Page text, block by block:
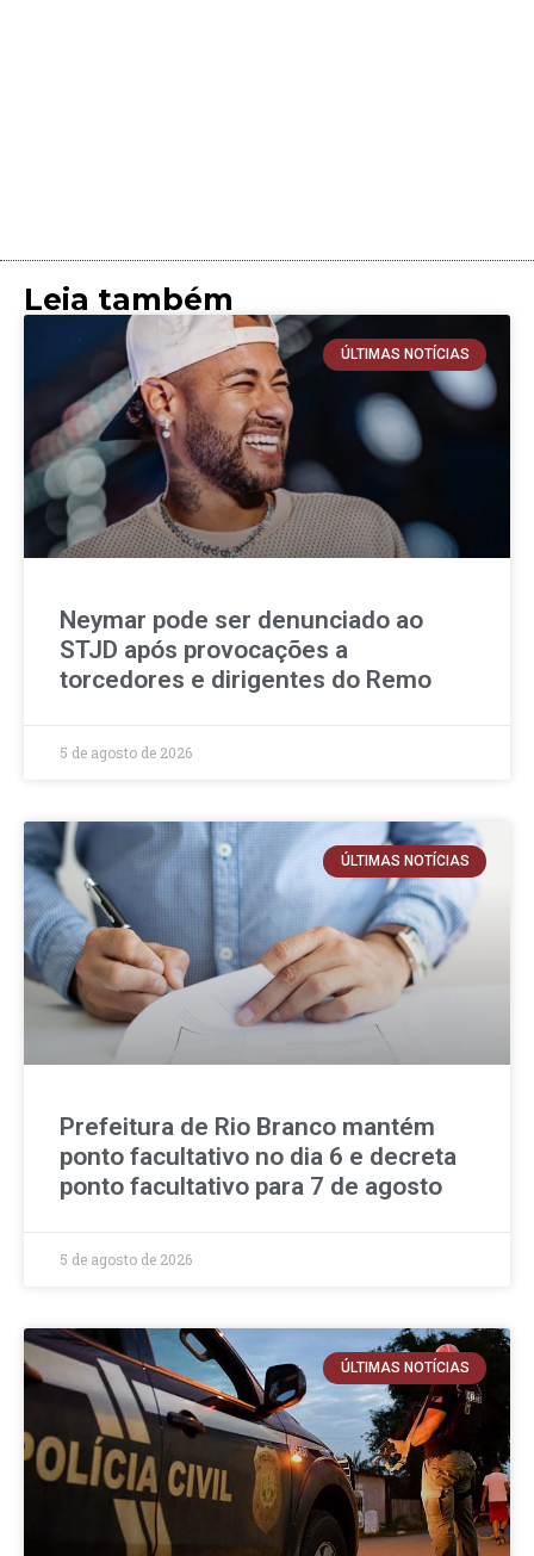
Leia também
ÚLTIMAS NOTÍCIAS
Neymar pode ser denunciado ao
STJD após provocações a
torcedores e dirigentes do Remo
5 de agosto de 2026
ÚLTIMAS NOTÍCIAS
Prefeitura de Rio Branco mantém
ponto facultativo no dia 6 e decreta
ponto facultativo para 7 de agosto
5 de agosto de 2026
ÚLTIMAS NOTÍCIAS